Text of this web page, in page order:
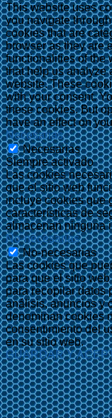
This website uses
you navigate
cookies that are
browser as they are
functionalities of the
that help us analyze
website. These
with your consent.
these cookies. But
have an effect on
Necesarias
Necesarias
Siempre activado
Las cookies
que el sitio web
incluye cookies que
características de
almacenan ninguna
No-necesarias
No-necesarias
Las cookies que
para que el sitio
para recopilar datos
análisis, anuncios y
denominan cookies
consentimiento del
en su sitio web.
GUARDAR Y